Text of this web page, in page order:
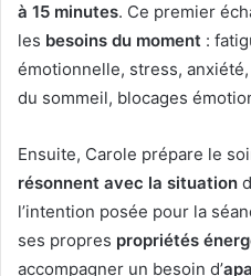
à 15 minutes. Ce premier
les besoins du moment :
émotionnelle, stress,
du sommeil, blocages
Ensuite, Carole prépare le
résonnent avec la situation
l’intention posée pour la
ses propres propriétés
accompagner un besoin d’